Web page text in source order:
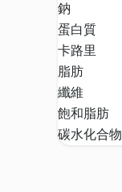
鈉
蛋白質
卡路里
脂肪
纖維
飽和脂肪
碳水化合物